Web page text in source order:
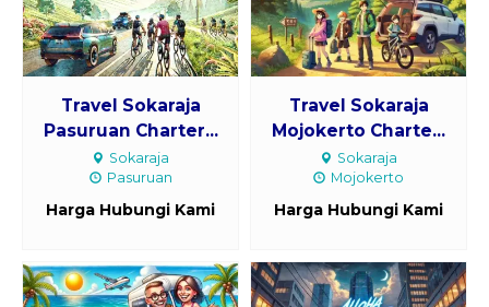
Travel Sokaraja
Pasuruan Charter...
Sokaraja
Pasuruan
Harga Hubungi Kami
Travel Sokaraja
Mojokerto Charte...
Sokaraja
Mojokerto
Harga Hubungi Kami